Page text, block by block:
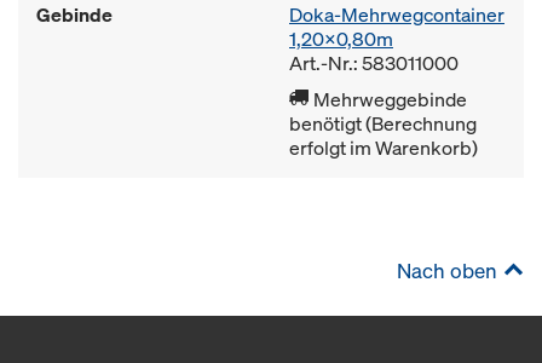
Gebinde
Doka-Mehrwegcontainer
1,20x0,80m
Art.-Nr.: 583011000
Mehrweggebinde
benötigt (Berechnung
erfolgt im Warenkorb)
Nach oben